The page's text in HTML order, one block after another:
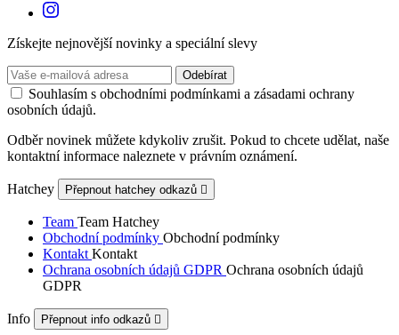
Získejte nejnovější novinky a speciální slevy
Souhlasím s obchodními podmínkami a zásadami ochrany
osobních údajů.
Odběr novinek můžete kdykoliv zrušit. Pokud to chcete udělat, naše
kontaktní informace naleznete v právním oznámení.
Hatchey Přepnout hatchey odkazů 
Team Team Hatchey
Obchodní podmínky Obchodní podmínky
Kontakt Kontakt
Ochrana osobních údajů GDPR Ochrana osobních údajů
GDPR
Info Přepnout info odkazů 